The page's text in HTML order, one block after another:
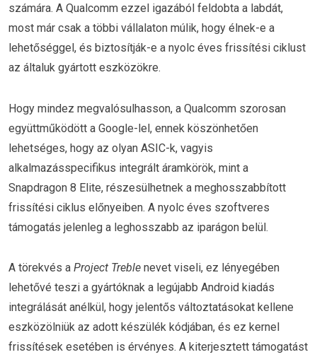
számára. A Qualcomm ezzel igazából feldobta a labdát,
most már csak a többi vállalaton múlik, hogy élnek-e a
lehetőséggel, és biztosítják-e a nyolc éves frissítési ciklust
az általuk gyártott eszközökre.
Hogy mindez megvalósulhasson, a Qualcomm szorosan
együttműködött a Google-lel, ennek köszönhetően
lehetséges, hogy az olyan ASIC-k, vagyis
alkalmazásspecifikus integrált áramkörök, mint a
Snapdragon 8 Elite, részesülhetnek a meghosszabbított
frissítési ciklus előnyeiben. A nyolc éves szoftveres
támogatás jelenleg a leghosszabb az iparágon belül.
A törekvés a Project Treble nevet viseli, ez lényegében
lehetővé teszi a gyártóknak a legújabb Android kiadás
integrálását anélkül, hogy jelentős változtatásokat kellene
eszközölniük az adott készülék kódjában, és ez kernel
frissítések esetében is érvényes. A kiterjesztett támogatást